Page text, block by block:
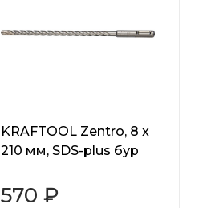
KRAFTOOL Zentro, 8 x
210 мм, SDS-plus бур
570 ₽